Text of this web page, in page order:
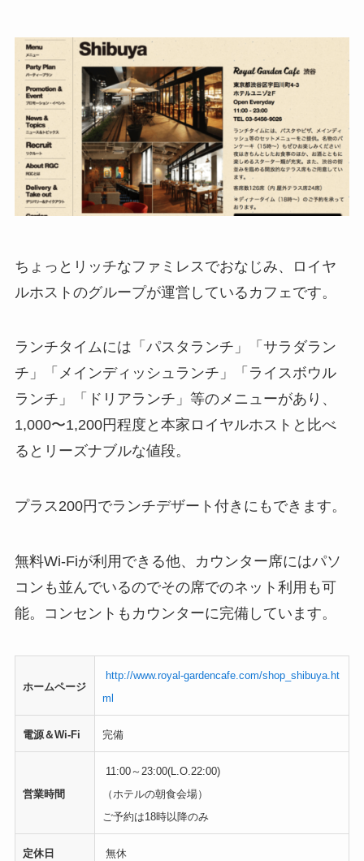
ちょっとリッチなファミレスでおなじみ、ロイヤ
ルホストのグループが運営しているカフェです。
ランチタイムには「パスタランチ」「サラダラン
チ」「メインディッシュランチ」「ライスボウル
ランチ」「ドリアランチ」等のメニューがあり、
1,000〜1,200円程度と本家ロイヤルホストと比べ
るとリーズナブルな値段。
プラス200円でランチデザート付きにもできます。
無料Wi-Fiが利用できる他、カウンター席にはパソ
コンも並んでいるのでその席でのネット利用も可
能。コンセントもカウンターに完備しています。
ホームページ
http://www.royal-gardencafe.com/shop_shibuya.ht
ml
電源＆Wi-Fi 完備
営業時間
11:00～23:00(L.O.22:00)
（ホテルの朝食会場）
ご予約は18時以降のみ
定休日 無休